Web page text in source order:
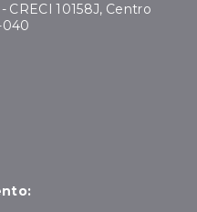
CRECI 10158J, Centro
040